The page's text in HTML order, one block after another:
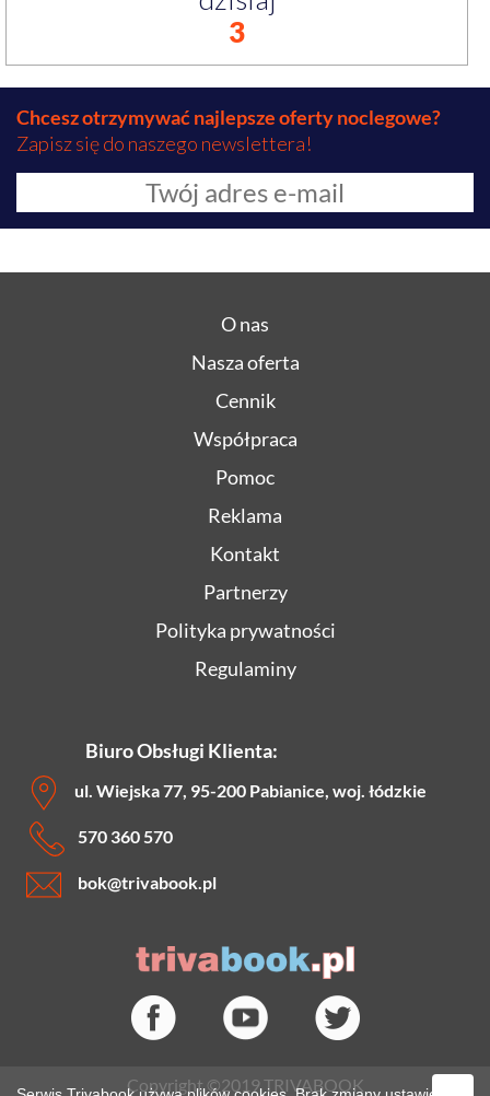
3
Chcesz otrzymywać najlepsze oferty noclegowe?
Zapisz się do naszego newslettera!
O nas
Nasza oferta
Cennik
Współpraca
Pomoc
Reklama
Kontakt
Partnerzy
Polityka prywatności
Regulaminy
Biuro Obsługi Klienta:
ul. Wiejska 77, 95-200 Pabianice, woj. łódzkie
570 360 570
bok@trivabook.pl
Copyright ©2019 TRIVABOOK